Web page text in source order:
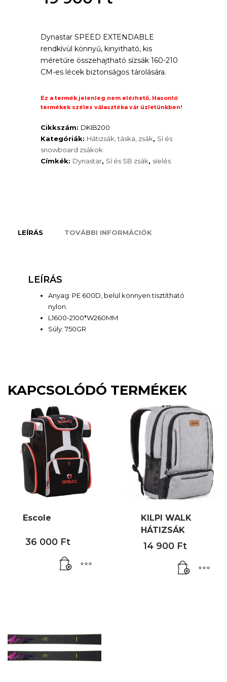
23
100 Ft.
price
is:
900 Ft.
Dynastar SPEED EXTENDABLE
rendkívül könnyű, kinyitható, kis
méretűre összehajtható sízsák 160-210
CM-es lécek biztonságos tárolására.
Ez a termék jelenleg nem elérhető. Hasonló
termékek széles választéka vár üzletünkben!
Cikkszám: DKIB200
Kategóriák: Hátizsák, táska, zsák, Sí és
snowboard zsákok
Címkék: Dynastar, Sí és SB zsák, síelés
LEÍRÁS TOVÁBBI INFORMÁCIÓK
LEÍRÁS
Anyag: PE 600D, belül könnyen tisztítható
nylon.
L1600-2100*W260MM
Súly: 750GR
KAPCSOLÓDÓ TERMÉKEK
Escole
36 000 Ft
KILPI WALK
HÁTIZSÁK
14 900 Ft